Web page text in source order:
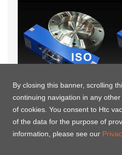
By closing this banner, scrolling
continuing navigation in any
of cookies. You consent to Htc
of the data for the purpose of
information, please see our